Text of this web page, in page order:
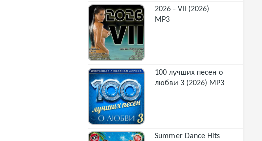
2026 - VII (2026)
MP3
100 лучших песен о
любви 3 (2026) MP3
Summer Dance Hits